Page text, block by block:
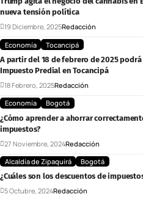
nueva tensión política
19 Diciembre, 2025Redacción
Economía
Tocancipá
A partir del 18 de febrero de 2025
Impuesto Predial en Tocancipá
18 Febrero, 2025Redacción
Economía
Bogotá
¿Cómo aprender a ahorrar
impuestos?
27 Noviembre, 2024Redacción
Alcaldía de Zipaquirá
Bogotá
¿Cuáles son los descuentos de
5 Octubre, 2024Redacción